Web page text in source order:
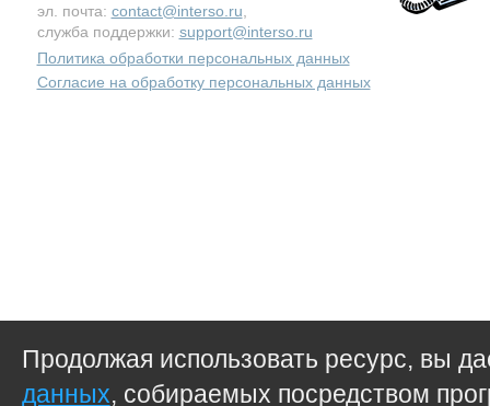
эл. почта: contact@interso.ru
служба поддержки: support@interso.ru
Политика обработки персональных данных
Согласие на обработку персональных данных
Продолжая использовать ресурс, вы
данных, собираемых посредством